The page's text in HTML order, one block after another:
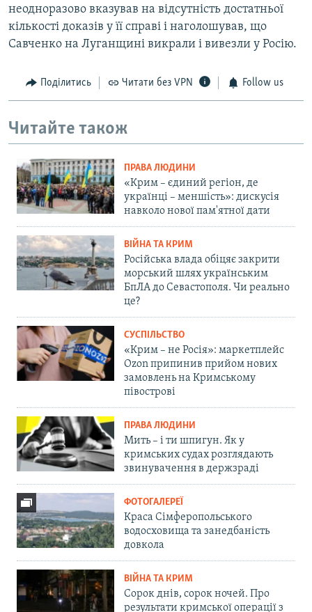
неодноразово вказував на відсутність достатньої
кількості доказів у її справі і наголошував, що
Савченко на Луганщині викрали і вивезли у Росію.
Поділитись Читати без VPN Follow us
Читайте також
ПРАВА ЛЮДИНИ
«Крим – єдиний регіон, де
українці – меншість»: дискусія
навколо нової пам'ятної дати
ВІЙНА ТА КРИМ
Російська влада обіцяє закрити
морський шлях українським
БпЛА до Севастополя. Чи реально
це?
СУСПІЛЬСТВО
«Крим – не Росія»: маркетплейс
Ozon припинив прийом нових
замовлень на Кримському
півострові
ПРАВА ЛЮДИНИ
Мить – і ти шпигун. Як у
кримських судах розглядають
звинувачення в держзраді
ФОТОГАЛЕРЕЇ
Краса Сімферопольського
водосховища та занедбаність
довкола
ВІЙНА ТА КРИМ
Сорок днів, сорок ночей. Про
результати кримської операції з